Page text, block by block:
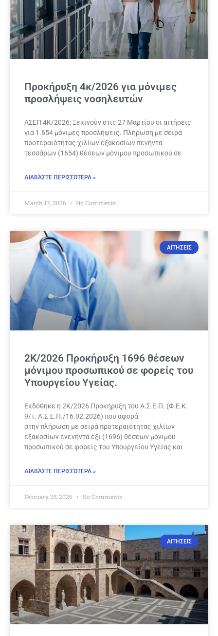
Προκήρυξη 4κ/2026 για μόνιμες
προσλήψεις νοσηλευτών
ΑΣΕΠ 4Κ/2026: Ξεκινούν στις 27 Μαρτίου οι αιτήσεις
για 1.654 μόνιμες προσλήψεις. Πλήρωση με σειρά
προτεραιότητας χιλίων εξακοσίων πενήντα
τεσσάρων (1654) θέσεων μόνιμου προσωπικού σε
ΔΙΑΒΆΣΤΕ ΠΕΡΙΣΣΌΤΕΡΑ »
March 17, 2026 No Comments
ΑΙΤΗΣΕΙΣ
2Κ/2026 Προκήρυξη 1696 θέσεων
μόνιμου προσωπικού σε φορείς του
Υπουργείου Υγείας.
Εκδόθηκε η 2Κ/2026 Προκήρυξη του Α.Σ.Ε.Π. (Φ.Ε.Κ.
9/τ. Α.Σ.Ε.Π./16.02.2026) που αφορά
στην πλήρωση με σειρά προτεραιότητας χιλίων
εξακοσίων ενενήντα έξι (1696) θέσεων μόνιμου
προσωπικού σε φορείς του Υπουργείου Υγείας και
ΔΙΑΒΆΣΤΕ ΠΕΡΙΣΣΌΤΕΡΑ »
February 25, 2026 No Comments
ΑΙΤΗΣΕΙΣ